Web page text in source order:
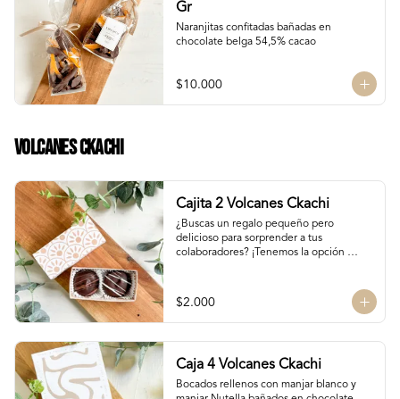
Gr
Naranjitas confitadas bañadas en
chocolate belga 54,5% cacao
$10.000
Volcanes Ckachi
Cajita 2 Volcanes Ckachi
¿Buscas un regalo pequeño pero
delicioso para sorprender a tus
colaboradores? ¡Tenemos la opción
Manjar Blanco
Manjar Nutella
$2.000
Caja 4 Volcanes Ckachi
Bocados rellenos con manjar blanco y